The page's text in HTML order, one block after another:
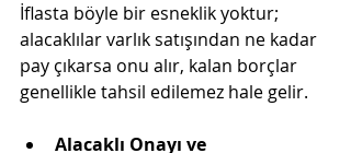
İflasta böyle bir esneklik yoktur;
alacaklılar varlık satışından ne kadar
pay çıkarsa onu alır, kalan borçlar
genellikle tahsil edilemez hale gelir.
Alacaklı Onayı ve